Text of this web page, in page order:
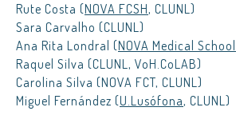
Rute Costa (NOVA FCSH, CLUNL)
Sara Carvalho (CLUNL)
Ana Rita Londral (NOVA Medical School
Raquel Silva (CLUNL, VoH.CoLAB)
Carolina Silva (NOVA FCT, CLUNL)
Miguel Fernández (U.Lusófona, CLUNL)